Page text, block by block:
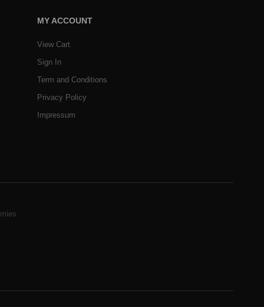
MY ACCOUNT
View Cart
Sign In
Term and Conditions
Privacy Policy
Impressum